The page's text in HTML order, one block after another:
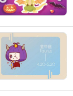
可能提醒着
不妨积极面
的声音，或
迷人的领